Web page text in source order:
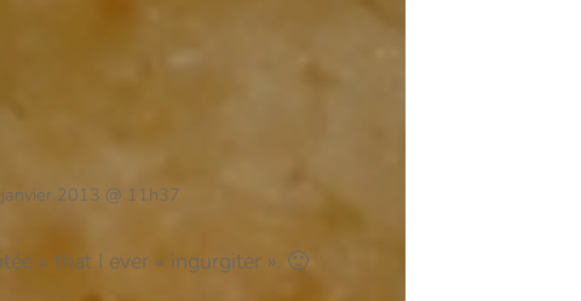
2013 @ 11h37
» that I ever « ingurgiter ». 🙂